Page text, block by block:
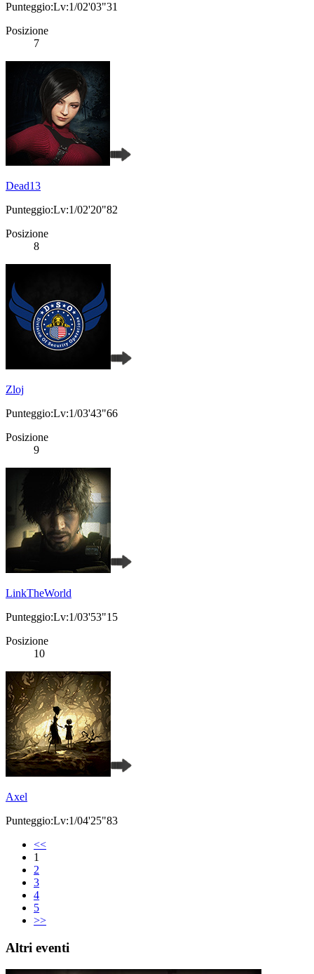
Punteggio:Lv:1/02'03"31
Posizione
7
Dead13
Punteggio:Lv:1/02'20"82
Posizione
8
Zloj
Punteggio:Lv:1/03'43"66
Posizione
9
LinkTheWorld
Punteggio:Lv:1/03'53"15
Posizione
10
Axel
Punteggio:Lv:1/04'25"83
<<
1
2
3
4
5
>>
Altri eventi